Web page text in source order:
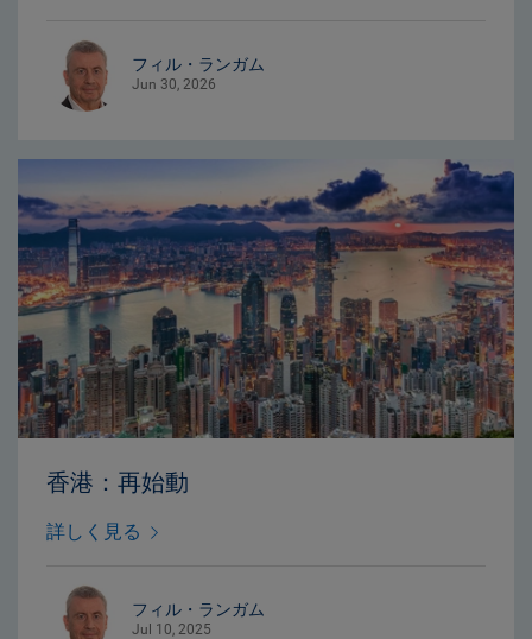
フィル・ランガム
Jun 30, 2026
香港：再始動
詳しく見る
フィル・ランガム
Jul 10, 2025